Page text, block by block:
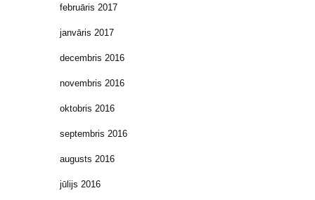
februāris 2017
janvāris 2017
decembris 2016
novembris 2016
oktobris 2016
septembris 2016
augusts 2016
jūlijs 2016